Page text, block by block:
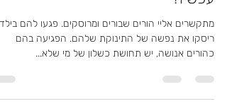
הבת או הבן שלי נאנס/ה. מה עושים
עכשיו?
ריסקו את נפשה של התינוקת שלהם. הפגיעה בהם
כהורים אנושה, יש תחושת כשלון של מי שלא...